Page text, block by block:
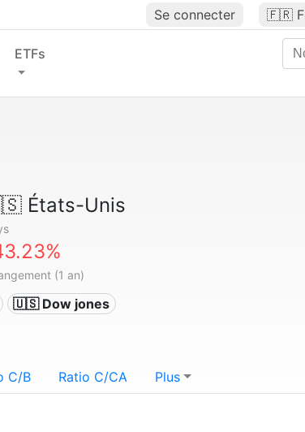
Se connecter 🇫🇷
ETFs
États-Unis
(1 an)
🇺🇸 Dow jones
C/B Ratio C/CA Plus